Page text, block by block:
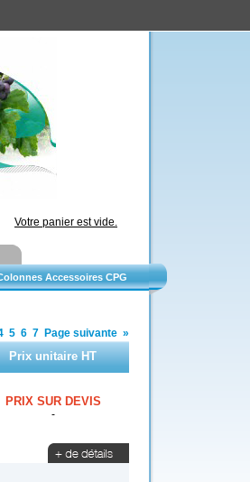
Votre panier est vide.
Accessoires CPG
5 6 7 Page suivante »
Prix unitaire HT
PRIX SUR DEVIS
-